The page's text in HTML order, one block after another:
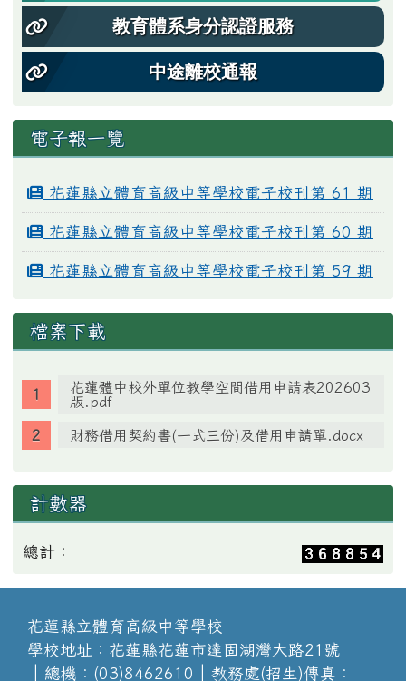
教育體系身分認證服務
中途離校通報
電子報一覽
花蓮縣立體育高級中等學校電子校刊第 61 期
花蓮縣立體育高級中等學校電子校刊第 60 期
花蓮縣立體育高級中等學校電子校刊第 59 期
檔案下載
花蓮體中校外單位教學空間借用申請表202603
版.pdf
財務借用契約書(一式三份)及借用申請單.docx
計數器
總計：
花蓮縣立體育高級中等學校
學校地址：花蓮縣花蓮市達固湖灣大路21號
│總機：(03)8462610│教務處(招生)傳真：